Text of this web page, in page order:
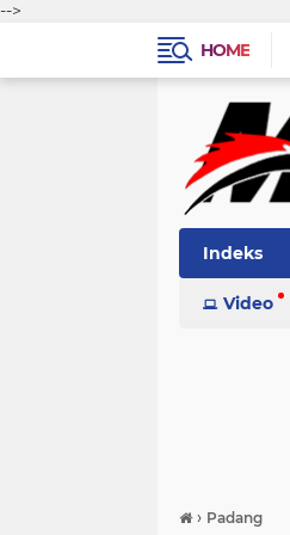
-->
HOME
Indeks
Pariaman
Video
› Padang